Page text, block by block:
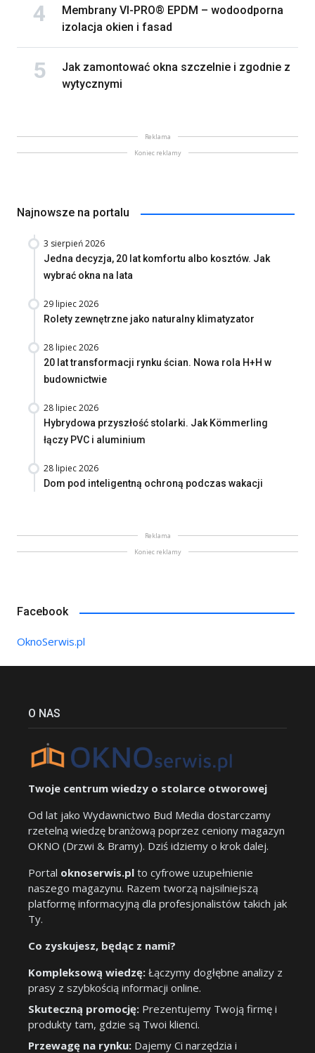
Membrany VI-PRO® EPDM – wodoodporna
izolacja okien i fasad
Jak zamontować okna szczelnie i zgodnie z
wytycznymi
Reklama
Koniec reklamy
Najnowsze na portalu
3 sierpień 2026
Jedna decyzja, 20 lat komfortu albo kosztów. Jak
wybrać okna na lata
29 lipiec 2026
Rolety zewnętrzne jako naturalny klimatyzator
28 lipiec 2026
20 lat transformacji rynku ścian. Nowa rola H+H w
budownictwie
28 lipiec 2026
Hybrydowa przyszłość stolarki. Jak Kömmerling
łączy PVC i aluminium
28 lipiec 2026
Dom pod inteligentną ochroną podczas wakacji
Reklama
Koniec reklamy
Facebook
OknoSerwis.pl
O NAS
Twoje centrum wiedzy o stolarce otworowej
Od lat jako Wydawnictwo Bud Media dostarczamy
rzetelną wiedzę branżową poprzez ceniony magazyn
OKNO (Drzwi & Bramy). Dziś idziemy o krok dalej.
Portal oknoserwis.pl to cyfrowe uzupełnienie
naszego magazynu. Razem tworzą najsilniejszą
platformę informacyjną dla profesjonalistów takich jak
Ty.
Co zyskujesz, będąc z nami?
Kompleksową wiedzę: Łączymy dogłębne analizy z
prasy z szybkością informacji online.
Skuteczną promocję: Prezentujemy Twoją firmę i
produkty tam, gdzie są Twoi klienci.
Przewagę na rynku: Dajemy Ci narzędzia i